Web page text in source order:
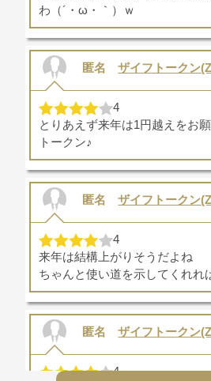
わ（´・ω・｀）ｗ
匿名 ザイフトークン
4
とりあえず来年は1円越えをお
トークン♪
匿名 ザイフトークン
4
来年は結構上がりそうだよね
ちゃんと使い道を示してくれれ
匿名 ザイフトークン
4